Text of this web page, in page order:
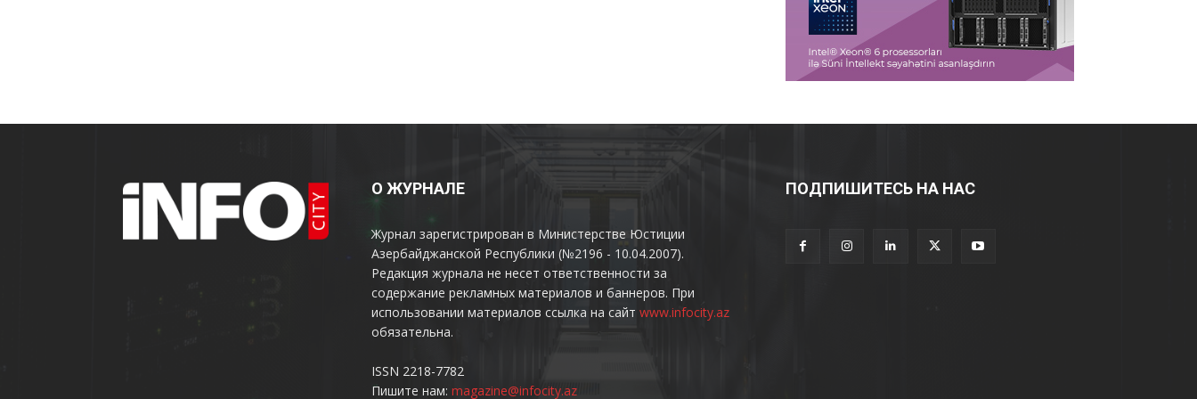
О ЖУРНАЛЕ
Журнал зарегистрирован в Министерстве Юстиции
Азербайджанской Республики (№2196 - 10.04.2007).
Редакция журнала не несет ответственности за
содержание рекламных материалов и баннеров. При
использовании материалов ссылка на сайт www.infocity.az
обязательна.
ISSN 2218-7782
Пишите нам: magazine@infocity.az
ПОДПИШИТЕСЬ НА НАС